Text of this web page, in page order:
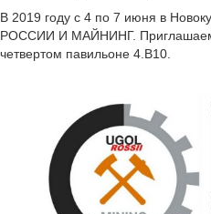
В 2019 году с 4 по 7 июня в
РОССИИ И МАЙНИНГ. Приглашаем
четвертом павильоне 4.B10.